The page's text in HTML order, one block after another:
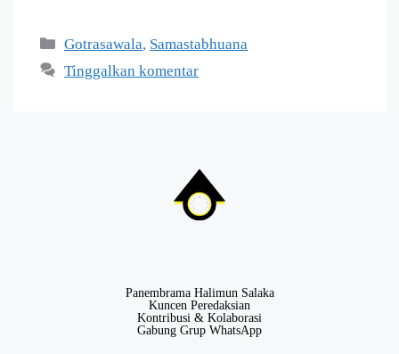
Gotrasawala, Samastabhuana
Tinggalkan komentar
Panembrama Halimun Salaka
Kuncen Peredaksian
Kontribusi & Kolaborasi
Gabung Grup WhatsApp